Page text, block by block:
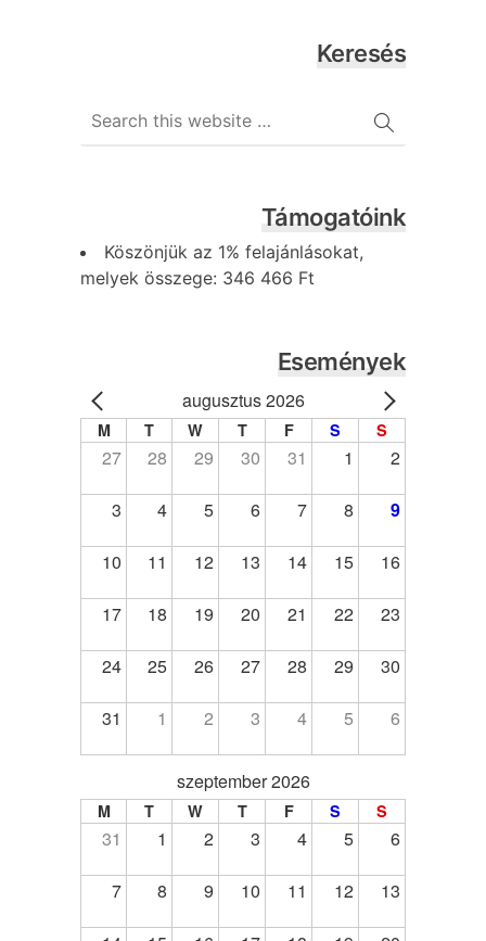
Keresés
Támogatóink
Köszönjük az 1% felajánlásokat,
melyek összege: 346 466 Ft
Események
augusztus 2026
M T W T F S S
27 28 29 30 31 1 2
3 4 5 6 7 8 9
10 11 12 13 14 15 16
17 18 19 20 21 22 23
24 25 26 27 28 29 30
31 1 2 3 4 5 6
szeptember 2026
M T W T F S S
31 1 2 3 4 5 6
7 8 9 10 11 12 13